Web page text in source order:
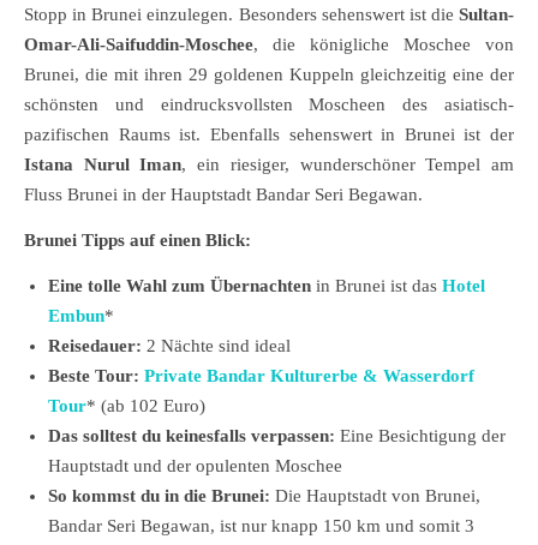
Stopp in Brunei einzulegen. Besonders sehenswert ist die Sultan-
Omar-Ali-Saifuddin-Moschee, die königliche Moschee von
Brunei, die mit ihren 29 goldenen Kuppeln gleichzeitig eine der
schönsten und eindrucksvollsten Moscheen des asiatisch-
pazifischen Raums ist. Ebenfalls sehenswert in Brunei ist der
Istana Nurul Iman, ein riesiger, wunderschöner Tempel am
Fluss Brunei in der Hauptstadt Bandar Seri Begawan.
Brunei Tipps auf einen Blick:
Eine tolle Wahl zum Übernachten in Brunei ist das Hotel
Embun*
Reisedauer: 2 Nächte sind ideal
Beste Tour: Private Bandar Kulturerbe & Wasserdorf
Tour* (ab 102 Euro)
Das solltest du keinesfalls verpassen: Eine Besichtigung der
Hauptstadt und der opulenten Moschee
So kommst du in die Brunei: Die Hauptstadt von Brunei,
Bandar Seri Begawan, ist nur knapp 150 km und somit 3